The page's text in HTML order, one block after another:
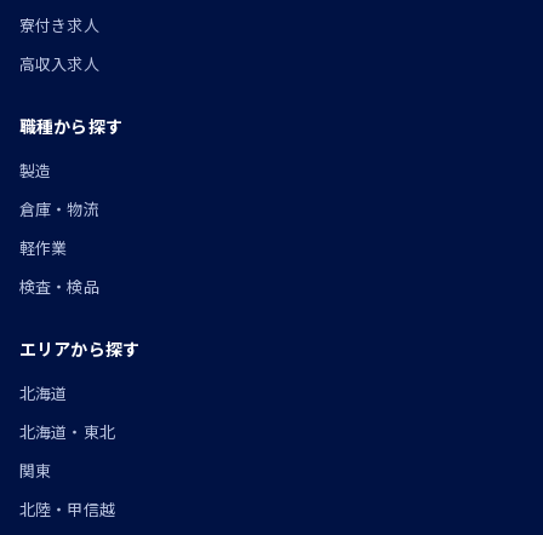
寮付き求人
高収入求人
職種から探す
製造
倉庫・物流
軽作業
検査・検品
エリアから探す
北海道
北海道・東北
関東
北陸・甲信越